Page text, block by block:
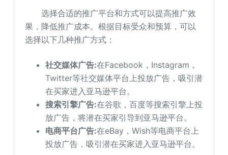
选择合适的推广平台和方式可以提高推广效
果，降低推广成本。根据目标受众和预算，可以
选择以下几种推广方式：
社交媒体广告:在Facebook，Instagram，
Twitter等社交媒体平台上投放广告，吸引潜
在买家进入亚马逊平台。
搜索引擎广告:在谷歌，百度等搜索引擎上投
放广告，将潜在买家引导到亚马逊平台。
电商平台广告:在eBay，Wish等电商平台上
投放广告，吸引潜在买家进入亚马逊平台。